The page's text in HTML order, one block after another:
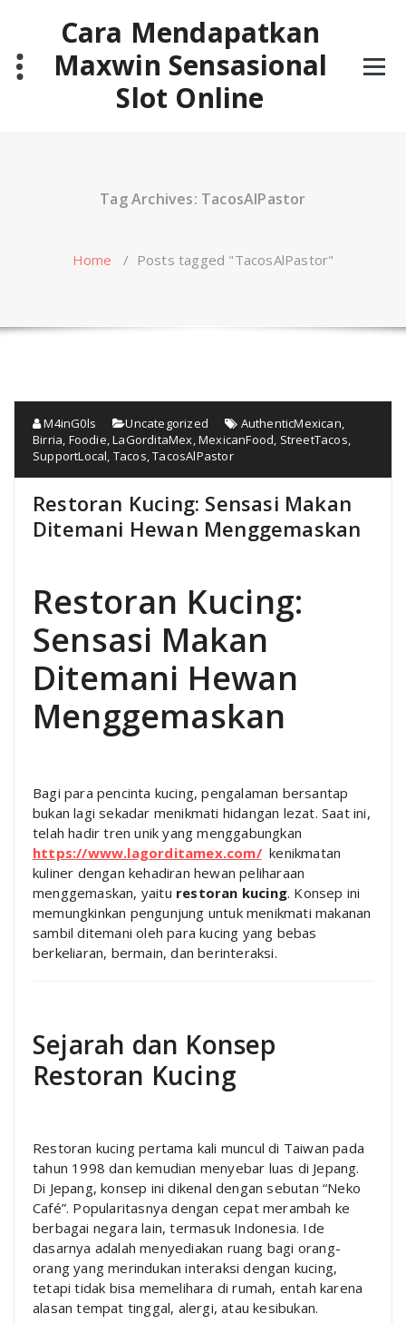
Cara Mendapatkan
Maxwin Sensasional
Slot Online
Tag Archives: TacosAlPastor
Home / Posts tagged "TacosAlPastor"
M4inG0ls Uncategorized AuthenticMexican
Birria Foodie ,LaGorditaMex ,MexicanFood StreetTacos
SupportLocal Tacos ,TacosAlPastor
Restoran Kucing: Sensasi Makan
Ditemani Hewan Menggemaskan
Restoran Kucing:
Sensasi Makan
Ditemani Hewan
Menggemaskan
Bagi para pencinta kucing, pengalaman bersantap
bukan lagi sekadar menikmati hidangan lezat. Saat ini,
telah hadir tren unik yang menggabungkan
https://www.lagorditamex.com/kenikmatan
kuliner dengan kehadiran hewan peliharaan
menggemaskan, yaitu restoran kucing. Konsep ini
memungkinkan pengunjung untuk menikmati makanan
sambil ditemani oleh para kucing yang bebas
berkeliaran, bermain, dan berinteraksi.
Sejarah dan Konsep
Restoran Kucing
Restoran kucing pertama kali muncul di Taiwan pada
tahun 1998 dan kemudian menyebar luas di Jepang.
Di Jepang, konsep ini dikenal dengan sebutan “Neko
Café”. Popularitasnya dengan cepat merambah ke
berbagai negara lain, termasuk Indonesia. Ide
dasarnya adalah menyediakan ruang bagi orang-
orang yang merindukan interaksi dengan kucing,
tetapi tidak bisa memelihara di rumah, entah karena
alasan tempat tinggal, alergi, atau kesibukan.